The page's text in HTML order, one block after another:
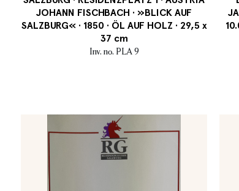
JOHANN FISCHBACH · »BLICK AUF
SALZBURG« · 1850 · ÖL AUF HOLZ · 29,5 x
37 cm
Inv. no. PLA 9